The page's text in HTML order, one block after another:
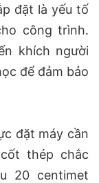
đặt là yếu tố
công trình.
khích người
để đảm bảo
đặt máy cần
thép chắc
20 centimet